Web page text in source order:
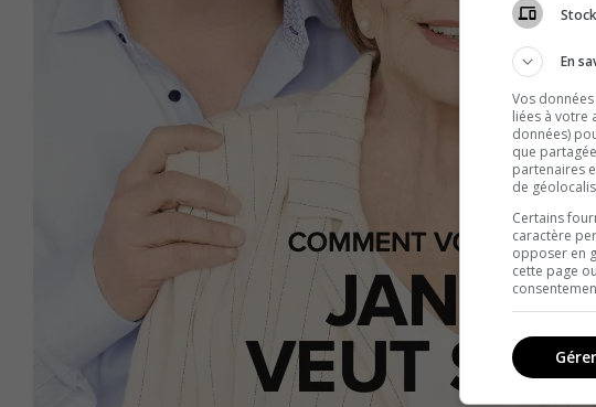
En
Vos
liées à votre
données)
que
partenaires
de
Certains
caractère
opposer en
cette page